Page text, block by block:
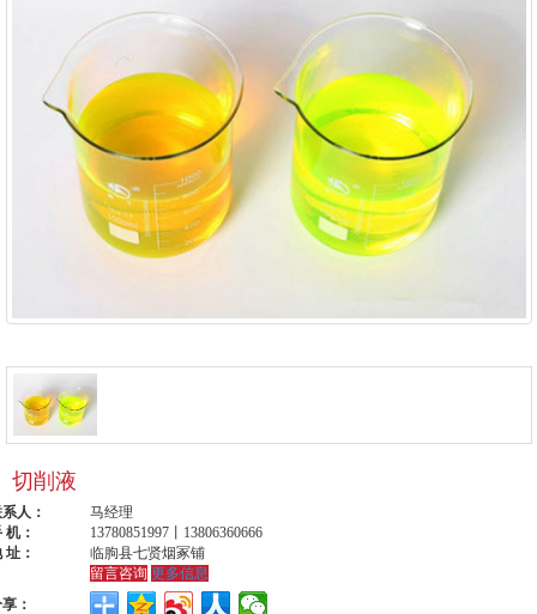
切削液
人：
马经理
机：
13780851997丨13806360666
址：
临朐县七贤烟冢铺
留言咨询 更多信息
：